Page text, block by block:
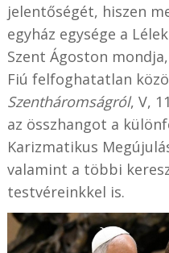
jelentőségét, hiszen
egyház egysége a
Szent Ágoston
Fiú felfoghatatlan
Szentháromságról, V,
az összhangot a
Karizmatikus
valamint a többi
testvéreinkkel is.